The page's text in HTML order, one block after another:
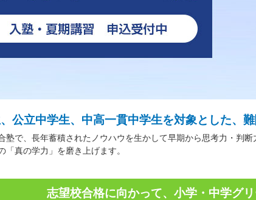
公立中学生、中高一貫中学生を対象とした、
塾で、長年蓄積されたノウハウを生かして早期から思考力・判
「真の学力」を磨き上げます。
志望校合格に向かって、小学・中学グ